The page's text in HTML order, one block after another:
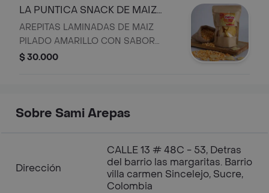
LA PUNTICA SNACK DE MAIZ
NATURAL
AREPITAS LAMINADAS DE MAIZ
PILADO AMARILLO CON SABOR
NATURAL BOLSA POR 200GR
$ 30.000
Sobre Sami Arepas
Dirección
CALLE 13 # 48C - 53, Detras
del barrio las margaritas. Barrio
villa carmen Sincelejo, Sucre,
Colombia